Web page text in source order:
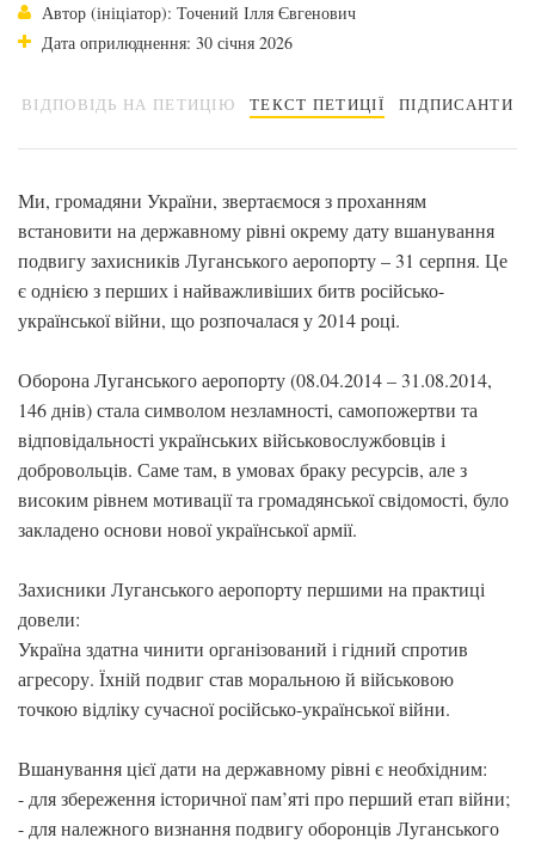
Автор (ініціатор): Точений Ілля Євгенович
Дата оприлюднення: 30 січня 2026
ВІДПОВІДЬ НА ПЕТИЦІЮ ТЕКСТ ПЕТИЦІЇ ПІДПИСАНТИ
Ми, громадяни України, звертаємося з проханням
встановити на державному рівні окрему дату вшанування
подвигу захисників Луганського аеропорту – 31 серпня. Це
є однією з перших і найважливіших битв російсько-
української війни, що розпочалася у 2014 році.
Оборона Луганського аеропорту (08.04.2014 – 31.08.2014,
146 днів) стала символом незламності, самопожертви та
відповідальності українських військовослужбовців і
добровольців. Саме там, в умовах браку ресурсів, але з
високим рівнем мотивації та громадянської свідомості, було
закладено основи нової української армії.
Захисники Луганського аеропорту першими на практиці
довели:
Україна здатна чинити організований і гідний спротив
агресору. Їхній подвиг став моральною й військовою
точкою відліку сучасної російсько-української війни.
Вшанування цієї дати на державному рівні є необхідним:
- для збереження історичної пам’яті про перший етап війни;
- для належного визнання подвигу оборонців Луганського